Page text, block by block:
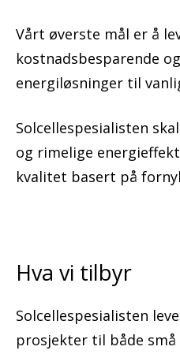
Vårt øverste mål er å
kostnadsbesparende
energiløsninger til
Solcellespesialisten
og rimelige
kvalitet basert på
Hva vi tilbyr
Solcellespesialisten
prosjekter til både